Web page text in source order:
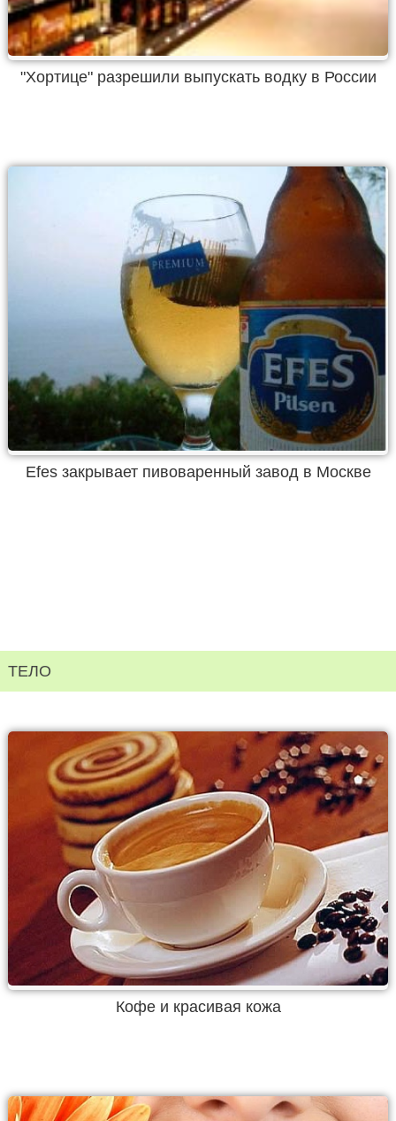
"Хортице" разрешили выпускать водку в России
Efes закрывает пивоваренный завод в Москве
ТЕЛО
Кофе и красивая кожа